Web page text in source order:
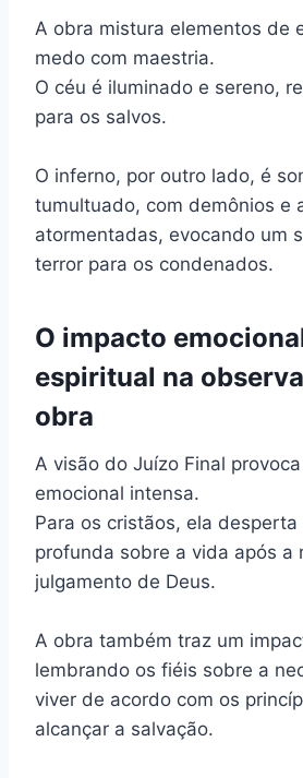
A obra mistura elementos de
medo com maestria.
O céu é iluminado e sereno,
para os salvos.
O inferno, por outro lado, é
tumultuado, com demônios e
atormentadas, evocando um
terror para os condenados.
O impacto
espiritual na
obra
A visão do Juízo Final
emocional intensa.
Para os cristãos, ela
profunda sobre a vida após a
julgamento de Deus.
A obra também traz um
lembrando os fiéis sobre a
viver de acordo com os
alcançar a salvação.